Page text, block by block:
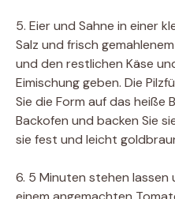
5. Eier und Sahne in einer
Salz und frisch
und den restlichen Käse
Eimischung geben. Die
Sie die Form auf das heiße
Backofen und backen Sie
sie fest und leicht
6. 5 Minuten stehen lassen